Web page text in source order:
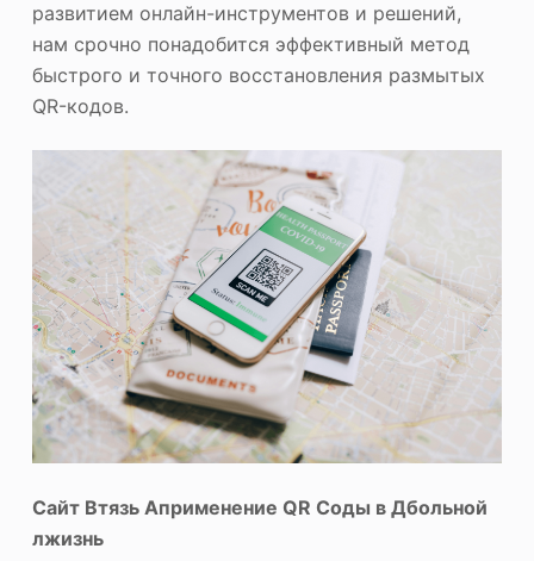
развитием онлайн-инструментов и решений,
нам срочно понадобится эффективный метод
быстрого и точного восстановления размытых
QR-кодов.
Сайт Втязь Априменение QR Соды в Дбольной
лжизнь